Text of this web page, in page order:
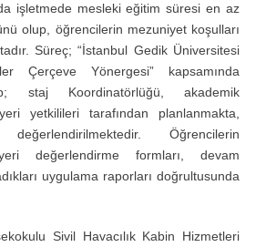
işletmede mesleki eğitim süresi en az
olup, öğrencilerin mezuniyet koşulları
Süreç; “İstanbul Gedik Üniversitesi
Çerçeve Yönergesi” kapsamında
staj Koordinatörlüğü, akademik
yetkilileri tarafından planlanmakta,
Öğrencilerin
değerlendirme formları, devam
uygulama raporları doğrultusunda
Sivil Havacılık Kabin Hizmetleri